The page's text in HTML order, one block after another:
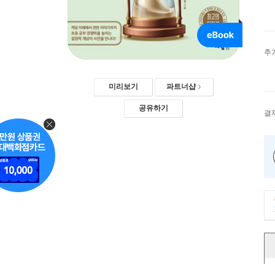
미리보기 파트너샵
공유하기
추
결